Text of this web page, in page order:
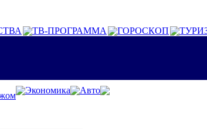
ТВ-ПРОГРАММА ГОРОСКОП
Экономика
Авто